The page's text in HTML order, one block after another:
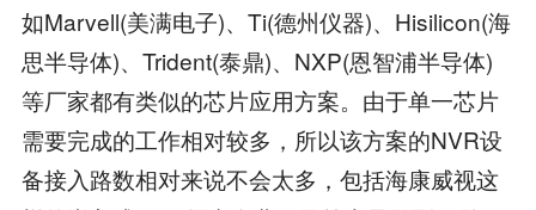
如Marvell(美满电子)、Ti(德州仪器)、Hisilicon(海
思半导体)、Trident(泰鼎)、NXP(恩智浦半导体)
等厂家都有类似的芯片应用方案。由于单一芯片
需要完成的工作相对较多，所以该方案的NVR设
备接入路数相对来说不会太多，包括海康威视这